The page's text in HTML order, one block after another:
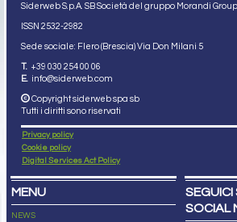
Siderweb S.p.A. SB Società del gruppo Morandi Group
ISSN 2532-2982
Sede sociale: Flero (Brescia) Via Don Milani 5
T. +39 030 254 00 06
E. info@siderweb.com
Copyright siderweb spa sb
Tutti i diritti sono riservati
Privacy policy
Cookie policy
Digital Services Act Policy
MENU
NEWS
SEGUICI
SOCIAL